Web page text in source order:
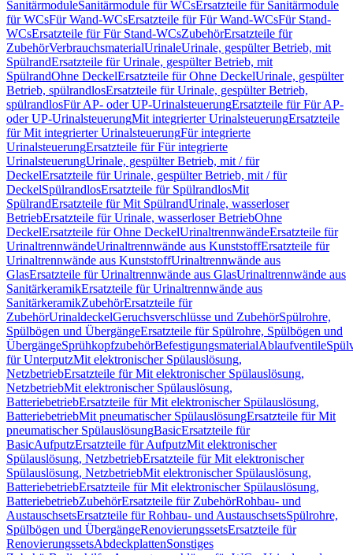
SanitärmoduleSanitärmodule für WCsErsatzteile für Sanitärmodule
für WCsFür Wand-WCsErsatzteile für Für Wand-WCsFür Stand-
WCsErsatzteile für Für Stand-WCsZubehörErsatzteile für
ZubehörVerbrauchsmaterialUrinaleUrinale, gespülter Betrieb, mit
SpülrandErsatzteile für Urinale, gespülter Betrieb, mit
SpülrandOhne DeckelErsatzteile für Ohne DeckelUrinale, gespülter
Betrieb, spülrandlosErsatzteile für Urinale, gespülter Betrieb,
spülrandlosFür AP- oder UP-UrinalsteuerungErsatzteile für Für AP-
oder UP-UrinalsteuerungMit integrierter UrinalsteuerungErsatzteile
für Mit integrierter UrinalsteuerungFür integrierte
UrinalsteuerungErsatzteile für Für integrierte
UrinalsteuerungUrinale, gespülter Betrieb, mit / für
DeckelErsatzteile für Urinale, gespülter Betrieb, mit / für
DeckelSpülrandlosErsatzteile für SpülrandlosMit
SpülrandErsatzteile für Mit SpülrandUrinale, wasserloser
BetriebErsatzteile für Urinale, wasserloser BetriebOhne
DeckelErsatzteile für Ohne DeckelUrinaltrennwändeErsatzteile für
UrinaltrennwändeUrinaltrennwände aus KunststoffErsatzteile für
Urinaltrennwände aus KunststoffUrinaltrennwände aus
GlasErsatzteile für Urinaltrennwände aus GlasUrinaltrennwände aus
SanitärkeramikErsatzteile für Urinaltrennwände aus
SanitärkeramikZubehörErsatzteile für
ZubehörUrinaldeckelGeruchsverschlüsse und ZubehörSpülrohre,
Spülbögen und ÜbergängeErsatzteile für Spülrohre, Spülbögen und
ÜbergängeSprühkopfzubehörBefestigungsmaterialAblaufventile
für UnterputzMit elektronischer Spülauslösung,
NetzbetriebErsatzteile für Mit elektronischer Spülauslösung,
NetzbetriebMit elektronischer Spülauslösung,
BatteriebetriebErsatzteile für Mit elektronischer Spülauslösung,
BatteriebetriebMit pneumatischer SpülauslösungErsatzteile für Mit
pneumatischer SpülauslösungBasicErsatzteile für
BasicAufputzErsatzteile für AufputzMit elektronischer
Spülauslösung, NetzbetriebErsatzteile für Mit elektronischer
Spülauslösung, NetzbetriebMit elektronischer Spülauslösung,
BatteriebetriebErsatzteile für Mit elektronischer Spülauslösung,
BatteriebetriebZubehörErsatzteile für ZubehörRohbau- und
AustauschsetsErsatzteile für Rohbau- und AustauschsetsSpülrohre,
Spülbögen und ÜbergängeRenovierungssetsErsatzteile für
RenovierungssetsAbdeckplattenSonstiges